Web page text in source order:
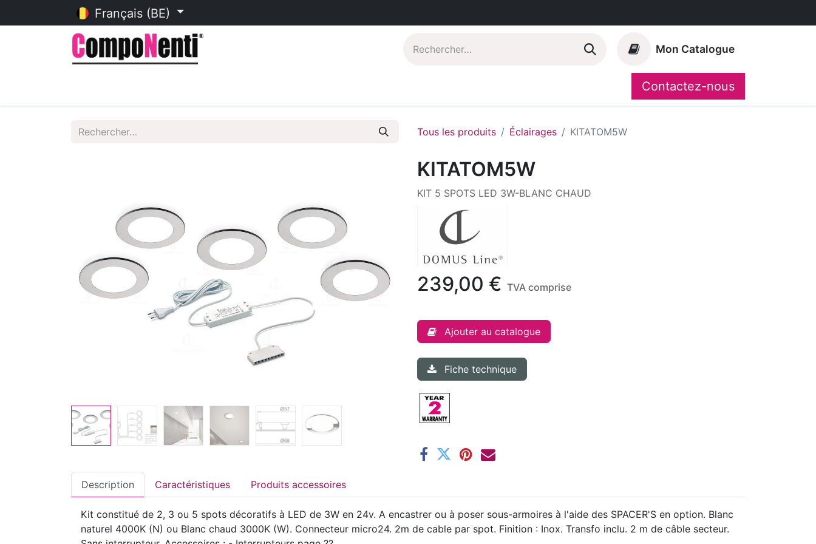
Français (BE)
Mon Catalogue
CompoShop
Contactez-nous
Tous les produits Éclairages KITATOM5W
KITATOM5W
KIT 5 SPOTS LED 3W-BLANC CHAUD
239,00 € TVA comprise
Ajouter au catalogue
Fiche technique
Description Caractéristiques Produits accessoires
Kit constitué de 2, 3 ou 5 spots décoratifs à LED de 3W en 24v. A encastrer ou à poser sous-armoires à l'aide des SPACER'S en option. Blanc
naturel 4000K (N) ou Blanc chaud 3000K (W). Connecteur micro24. 2m de cable par spot. Finition : Inox. Transfo inclu. 2 m de câble secteur.